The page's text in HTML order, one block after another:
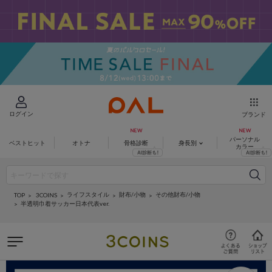
ログイン ブランド
ベストヒット オトナ 骨格診断 身長別
パーソナル
カラー
TOP 3COINS ライフスタイル 財布/小物
その他財布/小物
半透明巾着サッカー日本代表ver.